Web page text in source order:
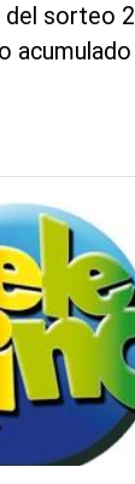
sorteo